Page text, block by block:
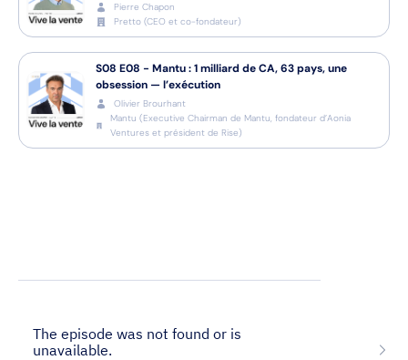
Pierre Chapon
Pretto (CEO et co-fondateur)
S08 E08 - Mantu : 1 milliard de CA, 63 pays, une
obsession — l’exécution
Olivier Brourhant
Mantu (Executive Chairman de Mantu, fondateur d’Aonia
Ventures et président de Rise)
Recrutement